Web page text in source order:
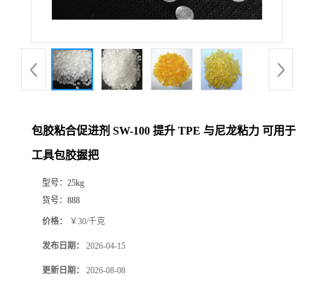
包胶粘合促进剂 SW-100 提升 TPE 与尼龙粘力 可用于
工具包胶握把
型号： 25kg
货号： 888
价格： ￥30/千克
发布日期： 2026-04-15
更新日期： 2026-08-08